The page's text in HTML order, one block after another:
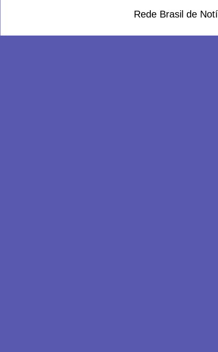
Rede Brasil de